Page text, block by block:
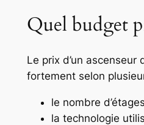
Quel budget
Le prix d’un ascenseur
fortement selon
le nombre
la technologie